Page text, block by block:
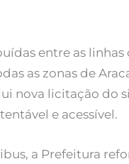
entre as
as zonas de
nova licitação do
e acessível.
a Prefeitura